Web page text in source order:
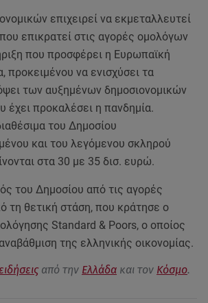
επιχειρεί να εκμεταλλευτεί
επικρατεί στις αγορές ομολόγων
που προσφέρει η Ευρωπαϊκή
προκειμένου να ενισχύσει τα
των αυξημένων δημοσιονομικών
προκαλέσει η πανδημία.
του Δημοσίου
και του λεγόμενου σκληρού
στα 30 με 35 δισ. ευρώ.
του Δημοσίου από τις αγορές
τη θετική στάση, που κράτησε ο
Standard & Poors, ο οποίος
της ελληνικής οικονομίας.
από την Ελλάδα και τον Κόσμο.